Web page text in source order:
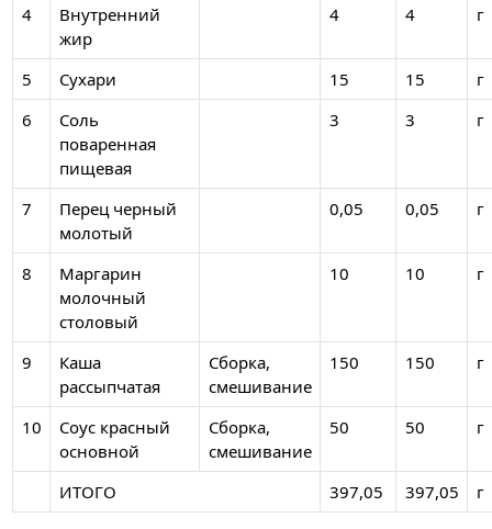
4
Внутренний
жир
4 4 г
5 Сухари 15 15
г
6
Соль
поваренная
пищевая
3 3 г
7
Перец черный
молотый
0,05 0,05 г
8
Маргарин
молочный
столовый
10 10 г
9
Каша
рассыпчатая
Сборка,
смешивание
150 150 г
10
Соус красный
основной
Сборка,
смешивание
50 50 г
ИТОГО 397,05 397,05 г